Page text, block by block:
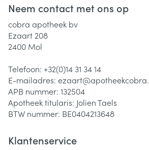
Neem contact met ons op
cobra apotheek bv
Ezaart 208
2400 Mol
Telefoon: +32(0)14 31 34 14
E-mailadres: ezaart@
APB nummer: 132504
Apotheek titularis: Jolien Taels
BTW nummer: BE0404213648
Klantenservice